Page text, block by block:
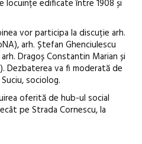
locuințe edificate între 1908 și
vor participa la discuție arh.
arh. Ștefan Ghenciulescu
Dragoș Constantin Marian și
Dezbaterea va fi moderată de
sociolog.
oferită de hub-ul social
pe Strada Cornescu, la